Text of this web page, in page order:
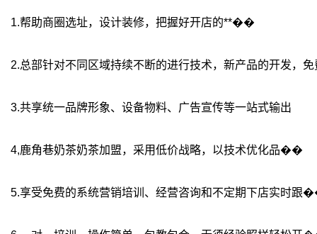
1.帮助商圈选址，设计装修，把握好开店的**��
2.总部针对不同区域持续不断的进行技术，新产品的开发，免
3.共享统一品牌形象、设备物料、广告宣传等一站式输出
4,鹿角巷奶茶奶茶加盟，采用低价战略，以技术优化品��
5.享受免费的系统营销培训、经营咨询和不定期下店实时跟